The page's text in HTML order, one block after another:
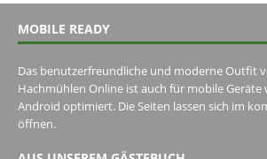
MOBILE READY
Das benutzerfreundliche und moderne Outfit
Hachmühlen Online ist auch für mobile Geräte
Android optimiert. Die Seiten lassen sich im
öffnen.